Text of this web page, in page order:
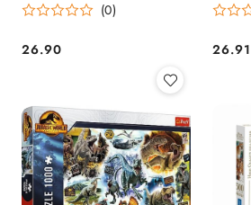
(0)
Cena:
26.90
CLM
Cena:
26.91